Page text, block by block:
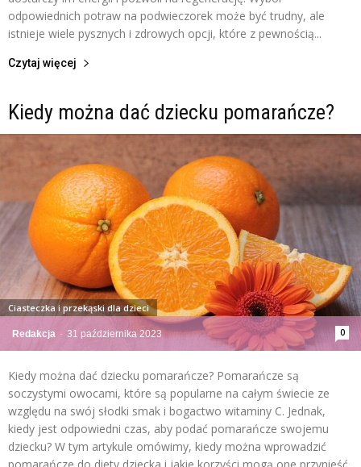
odpowiednich potraw na podwieczorek może być trudny, ale
istnieje wiele pysznych i zdrowych opcji, które z pewnością...
Czytaj więcej
Kiedy można dać dziecku pomarańcze?
Redakcja - 31 października 2023 0
Ciasteczka i przekąski dla dzieci
Kiedy można dać dziecku pomarańcze? Pomarańcze są
soczystymi owocami, które są popularne na całym świecie ze
względu na swój słodki smak i bogactwo witaminy C. Jednak,
kiedy jest odpowiedni czas, aby podać pomarańcze swojemu
dziecku? W tym artykule omówimy, kiedy można wprowadzić